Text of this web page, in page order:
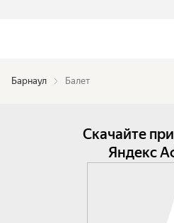
Барнаул Балет
Скачайте
Яндекс